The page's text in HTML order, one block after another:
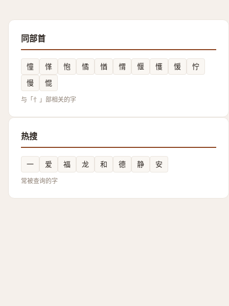
同部首
憧 愅 怉 憰 㥢 㥜 愝 㦜 愋
㤖
慢
惃
与「忄」部相关的字
热搜
一 爱 福 龙 和 德 静 安
常被查询的字